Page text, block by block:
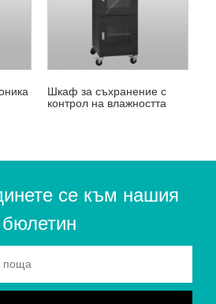
Шкаф за съхранение с
контрол на влажността
се към нашия
бюлетин